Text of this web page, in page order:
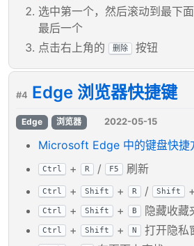
选中第一个，然后滚动到最下
最后一个
点击右上角的
删除 按钮
#4 Edge 浏览器快捷键
Edge 浏览器 2022-05-15
Microsoft Edge 中的键盘快捷
Ctrl + R / F5 刷新
Ctrl + Shift + R / Shift +
Ctrl + Shift + B 隐藏收藏
Ctrl + Shift + N 打开隐私